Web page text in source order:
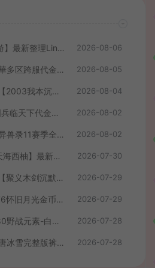
MT3换皮MH【天穹西游】最新整理Linux手工服务端+安卓苹果双端+GM后台+详细搭建教程+全套源码+视频教程 2026-08-06
宫斗养成手游【盛世芳華多区跨服代金券本地优化版】最新整理单机一键即玩端+Linux手工服务端+CDK授权后台+安卓+详细搭建教程 2026-08-05
RED三端引擎传奇手游【2003我本沉默】最新整理Win系服务端+安卓苹果PC三端+详细搭建教程 2026-08-04
三网H5策略手游【三国兵临天下代金券内购七合修复版】最新整理单机一键即玩镜像端+Linux手工服务端+管理后台+GM授权后台+简易安卓客户端+详细搭建教程+视频教程 2026-08-02
卡牌回合手游【山海经异兽录11赛季全人物代金券内购版】最新整理WIN系服务端+授权GM后台+管理后台+热更修改工具+安卓+详细搭建教程 2026-08-02
GGE2互通西游【神界天海西柚】最新整理Win系服务端+安卓苹果PC三端+内置GM工具+全套源码+详细搭建教程+视频教程 2026-07-30
RED三端引擎传奇手游【聚义木剑沉默高仿嘟嘟沉默】最新整理Win系服务端+安卓苹果PC三端+详细搭建教程 2026-07-29
战神引擎传奇手游【1.76怀旧月光金币版】最新整理Win系复古服务端+安卓苹果双端+GM授权物品后台+详细搭建教程 2026-07-29
战神引擎传奇手游【1.80野战元素-白猪7.2免授权】最新整理Win系特色服务端+安卓+GM授权物品后台+详细搭建教程 2026-07-28
战神引擎传奇手游【大唐冰雪完整版裤衩7.0免授权】最新整理Win系特色服务端+GM授权后台+安卓苹果双端+详细搭建教程 2026-07-28